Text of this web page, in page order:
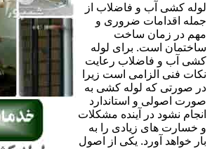
لوله کشی آب و فاضلاب از
جمله اقدامات ضروری و
مهم در زمان ساخت
ساختمان است. برای لوله
کشی آب و فاضلاب رعایت
نکات فنی الزامی است زیرا
در صورتی که لوله کشی به
صورت اصولی و استاندارد
انجام نشود در آینده مشکلات
و خسارت های زیادی را به
بار خواهد آورد. یکی از اصول